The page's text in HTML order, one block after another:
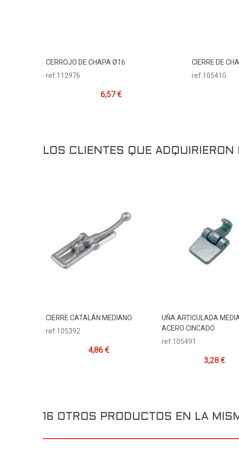
Añadir Al Carrito
CERROJO DE CHAPA Ø16
ref:112976
6,57 €
CIERRE DE
ref:105410
LOS CLIENTES QUE
Añadir Al Carrito
CIERRE CATALÁN MEDIANO
ref:105392
4,86 €
Añadir Al Carrito
UÑA ARTICULADA
ACERO CINCADO
ref:105491
3,28 €
16 OTROS PRODUCTOS EN LA